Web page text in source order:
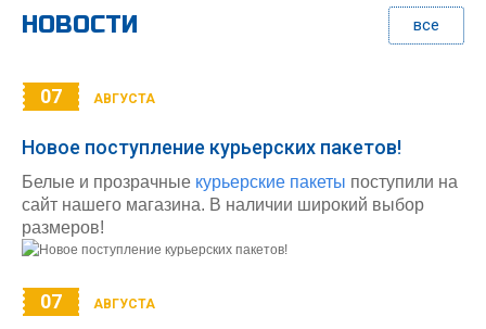
НОВОСТИ все
07 АВГУСТА
Новое поступление курьерских пакетов!
Белые и прозрачные курьерские пакеты поступили на
сайт нашего магазина. В наличии широкий выбор
размеров!
07 АВГУСТА